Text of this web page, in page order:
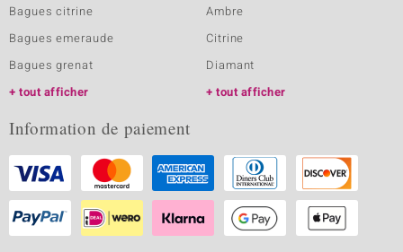
Bagues citrine
Bagues emeraude
Bagues grenat
tout afficher
Ambre
Citrine
Diamant
tout afficher
Information de paiement